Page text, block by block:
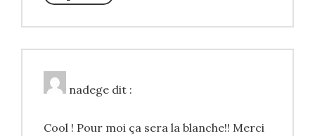
nadege dit :
Cool ! Pour moi ça sera la blanche!! Merci